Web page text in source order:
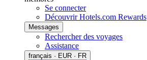
Se connecter
Découvrir Hotels.com Rewards
Messages
Rechercher des voyages
Assistance
français · EUR · FR